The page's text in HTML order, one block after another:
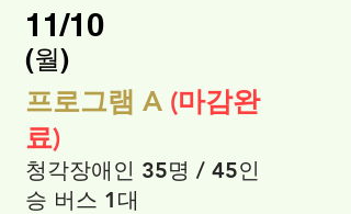
11/10
​(월)
프로그램 A (마감완
료)
청각장애인 35명 / 45인
승 버스 1대